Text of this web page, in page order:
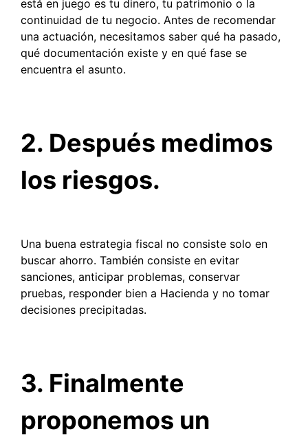
está en juego es tu dinero, tu patrimonio o la
continuidad de tu negocio. Antes de recomendar
una actuación, necesitamos saber qué ha pasado,
qué documentación existe y en qué fase se
encuentra el asunto.
2. Después medimos
los riesgos.
Una buena estrategia fiscal no consiste solo en
buscar ahorro. También consiste en evitar
sanciones, anticipar problemas, conservar
pruebas, responder bien a Hacienda y no tomar
decisiones precipitadas.
3. Finalmente
proponemos un